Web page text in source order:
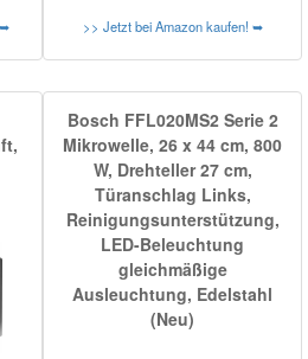
>> Jetzt bei Amazon kaufen! ➥
Bosch FFL020MS2 Serie 2
Mikrowelle, 26 x 44 cm, 800
W, Drehteller 27 cm,
Türanschlag Links,
Reinigungsunterstützung,
LED-Beleuchtung
gleichmäßige
Ausleuchtung, Edelstahl
(Neu)